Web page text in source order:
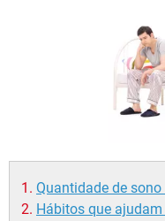
Quantidade de sono
Hábitos que